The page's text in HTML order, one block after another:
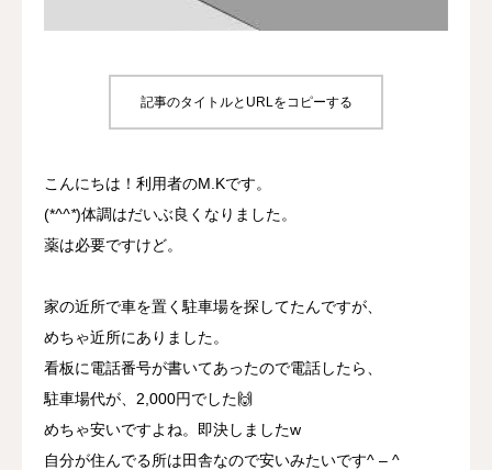
記事のタイトルとURLをコピーする
こんにちは！利用者のM.Kです。
(*^^*)体調はだいぶ良くなりました。
薬は必要ですけど。
家の近所で車を置く駐車場を探してたんですが、
めちゃ近所にありました。
看板に電話番号が書いてあったので電話したら、
駐車場代が、2,000円でした🙌
めちゃ安いですよね。即決しましたw
自分が住んでる所は田舎なので安いみたいです^ – ^
日誌/通信
プロジェクト
よくあるご質問
お問い合わせ